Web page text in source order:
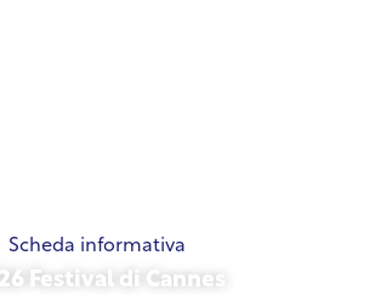
Scheda informativa
Festival di Cannes